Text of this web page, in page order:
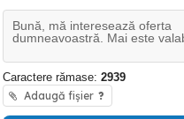
Caractere rămase: 2939
Adaugă fișier ?